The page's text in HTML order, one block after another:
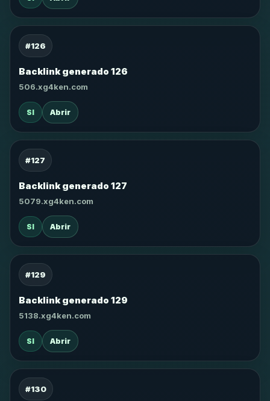
#126
Backlink generado 126
506.xg4ken.com
SI Abrir
#127
Backlink generado 127
5079.xg4ken.com
SI Abrir
#129
Backlink generado 129
5138.xg4ken.com
SI Abrir
#130